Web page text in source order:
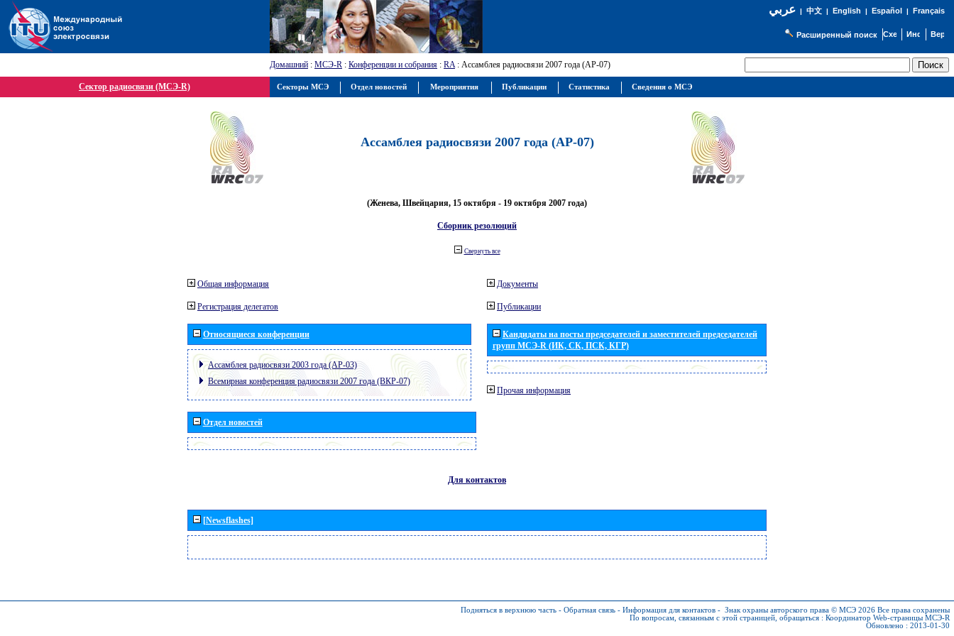
عربي| 中文| English | Español | Français
Расширенный поиск
Домашний : МСЭ-R : Конференции и собрания : RA: Ассамблея радиосвязи 2007 года (АР-07)
Сектор радиосвязи (МСЭ-R)
Ассамблея радиосвязи 2007 года (АР-07)
(Женева, Швейцария, 15 октября - 19 октября 2007 года)
Сборник резолюций
Свернуть все
Общая информация
Регистрация делегатов
Относящиеся конференции
Ассамблея радиосвязи 2003 года (АР-03)
Всемирная конференция радиосвязи 2007 года (ВКР-07)
Отдел новостей
Документы
Публикации
Кандидаты на посты председателей и заместителей председателей
групп МСЭ-R (ИК, СК, ПСК, КГР)
Прочая информация
Для контактов
[Newsflashes]
Подняться в верхнюю часть - Обратная связь - Информация для контактов - Знак охраны авторского права © МСЭ 2026 Все права сохранены
По вопросам, связанным с этой страницей, обращаться : Координатор Web-страницы МСЭ-R
Обновлено : 2013-01-30
Секторы МСЭ Отдел новостей Мероприятия Публикации Статистика Сведения о МСЭ